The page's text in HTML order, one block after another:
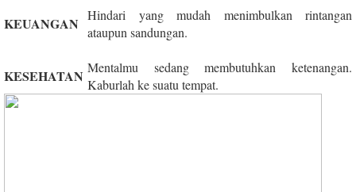
KEUANGAN Hindari yang mudah menimbulkan rintangan
ataupun sandungan.
KESEHATAN Mentalmu sedang membutuhkan ketenangan.
Kaburlah ke suatu tempat.